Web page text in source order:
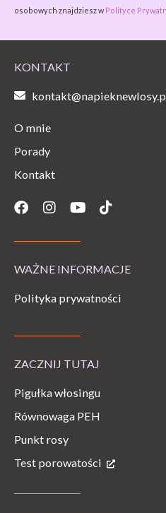
osobowych znajdziesz w Polityce
KONTAKT
O mnie
Porady
Kontakt
Facebook
Instagram
YoutubeTiktok
WAŻNE INFORMACJE
Polityka prywatności
ZACZNIJ TUTAJ
Pigułka włosingu
Równowaga PEH
Punkt rosy
Test porowatości